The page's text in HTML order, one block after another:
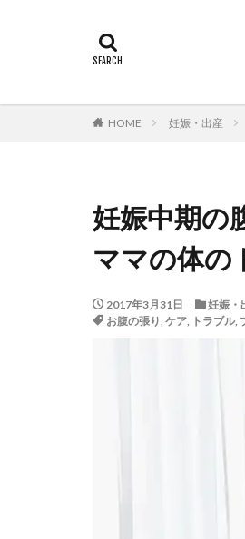
HOME 妊娠・出産
妊娠中期の
ママの体の
2017年3月31日
妊娠・
お腹の張り, ケア, トラブル,